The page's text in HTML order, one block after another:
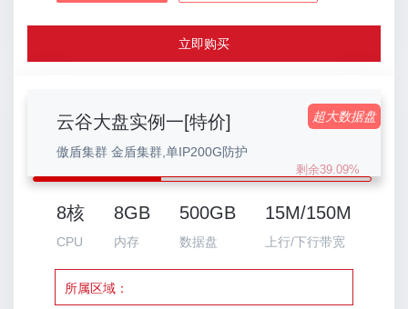
立即购买
云谷大盘实例一[特价]
傲盾集群 金盾集群,单IP200G防护
超大数据盘
剩余39.09%
8核
CPU
8GB
内存
500GB
数据盘
15M/150M
上行/下行带宽
所属区域：